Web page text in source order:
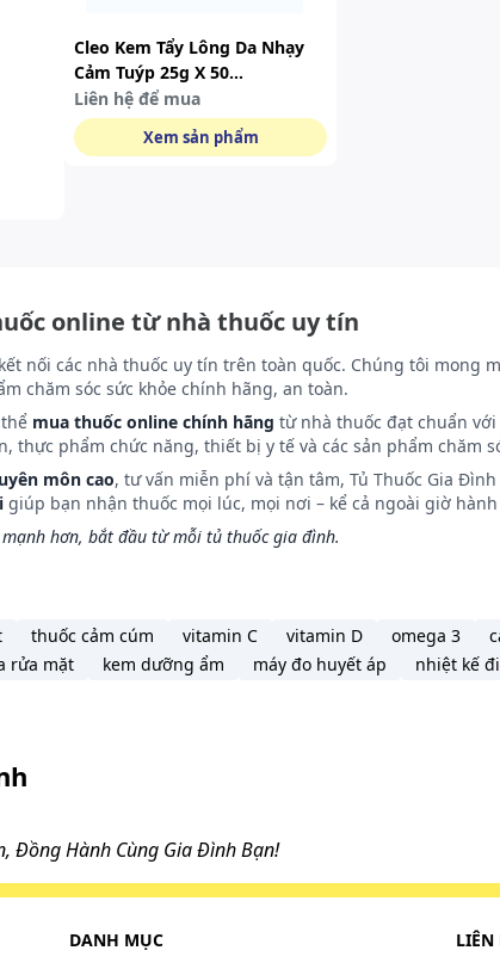
Cleo Kem Tẩy Lông Da Nhạy
Cảm Tuýp 25g X 50
Tuýp/thùng
Liên hệ để mua
Xem sản phẩm
online từ nhà thuốc uy tín
nối các nhà thuốc uy tín trên toàn quốc. Chúng tôi
chăm sóc sức khỏe chính hãng, an toàn.
mua thuốc online chính hãng từ nhà thuốc đạt chuẩn
thực phẩm chức năng, thiết bị y tế và các sản phẩm
môn cao, tư vấn miễn phí và tận tâm, Tủ Thuốc Gia
giúp bạn nhận thuốc mọi lúc, mọi nơi – kể cả ngoài giờ
hơn, bắt đầu từ mỗi tủ thuốc gia đình.
thuốc cảm cúm vitamin C vitamin D omega 3
rửa mặt kem dưỡng ẩm máy đo huyết áp nhiệt kế
Đồng Hành Cùng Gia Đình Bạn!
DANH MỤC
LIÊN